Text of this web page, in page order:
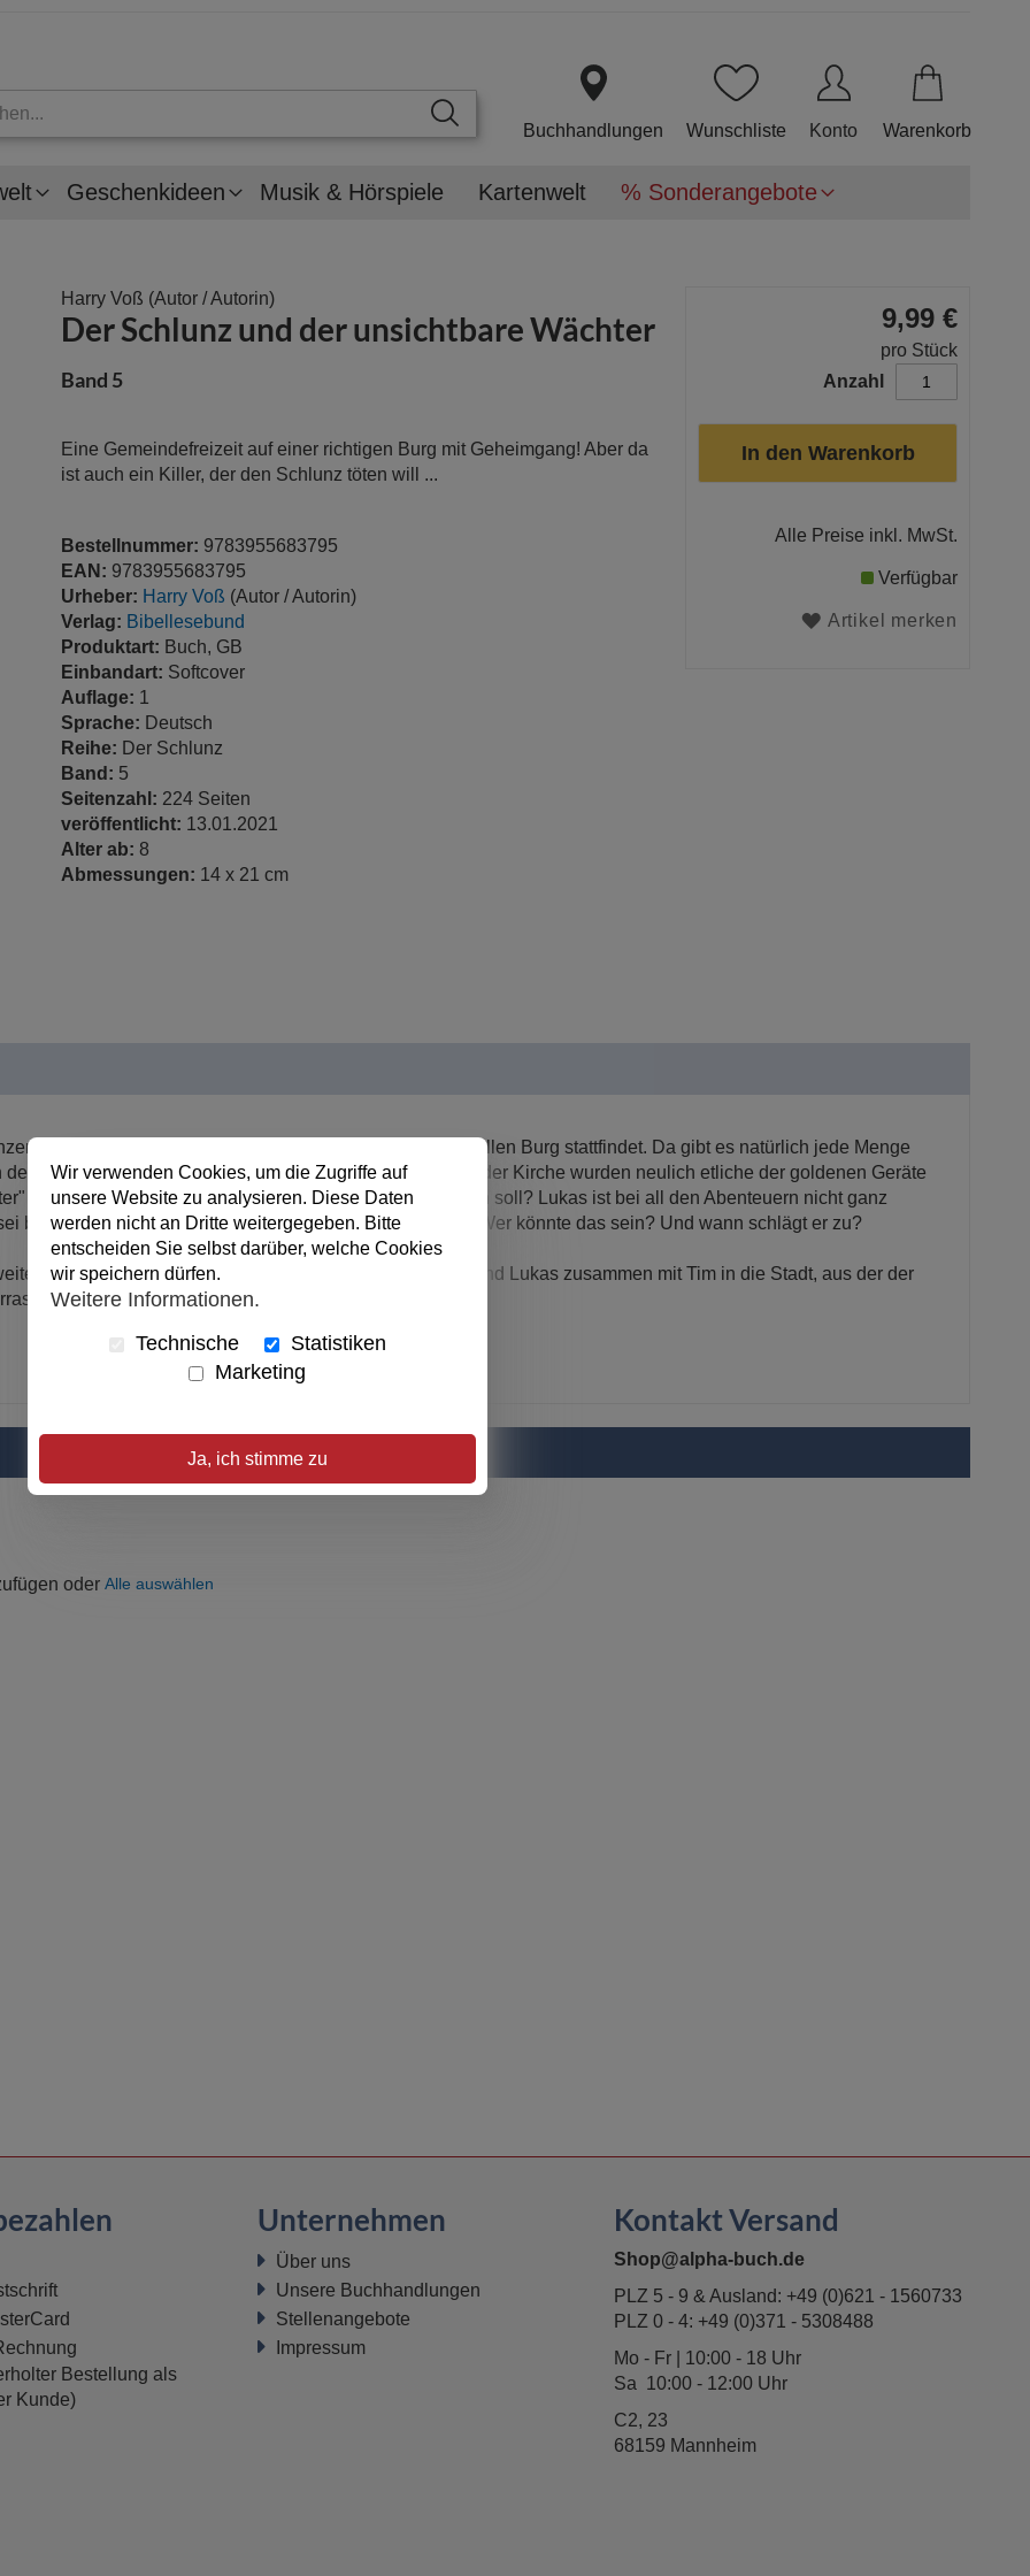
Buchhandlungen Wunschliste Konto Warenkorb
Geschenkideen Musik & Hörspiele Kartenwelt % Sonderangebote
Harry Voß (Autor / Autorin)
Der Schlunz und der unsichtbare Wächter
Band 5
Eine Gemeindefreizeit auf einer richtigen Burg mit Geheimgang! Aber da
ist auch ein Killer, der den Schlunz töten will ...
Bestellnummer: 9783955683795
EAN: 9783955683795
Urheber: Harry Voß (Autor / Autorin)
Verlag: Bibellesebund
Produktart: Buch, GB
Einbandart: Softcover
Auflage: 1
Sprache: Deutsch
Reihe: Der Schlunz
Band: 5
Seitenzahl: 224 Seiten
veröffentlicht: 13.01.2021
Alter ab: 8
Abmessungen: 14 x 21 cm
9,99 €
pro Stück
Anzahl
In den Warenkorb
Alle Preise inkl. MwSt.
Verfügbar
Artikel merken
Familie an einer Freizeit teil, die auf einer geheimnisvollen Burg stattfindet. Da gibt es natürlich jede Menge
Burg bis runter ins Dorf zur alten Kirche führen. Und in der Kirche wurden neulich etliche der goldenen Geräte
auf die Spur kommen, der nachts durch die Flure spuken soll? Lukas ist bei all den Abenteuern nicht ganz
beauftragt worden, den Schlunz ums Leben zu bringen. Wer könnte das sein? Und wann schlägt er zu?
nach seiner Vergangenheit forschen. Dazu fahren er und Lukas zusammen mit Tim in die Stadt, aus der der
Entdeckung ...
oder Alle auswählen
Wir verwenden Cookies, um die Zugriffe auf
unsere Website zu analysieren. Diese Daten
werden nicht an Dritte weitergegeben. Bitte
entscheiden Sie selbst darüber, welche Cookies
wir speichern dürfen.
Weitere Informationen.
Technische
Statistiken
Marketing
Ja, ich stimme zu
Bestellung als
Kunde)
Unternehmen
Über uns
Unsere Buchhandlungen
Stellenangebote
Impressum
Kontakt Versand
Shop@alpha-buch.de
PLZ 5 - 9 & Ausland: +49 (0)621 - 1560733
PLZ 0 - 4: +49 (0)371 - 5308488
Mo - Fr | 10:00 - 18 Uhr
Sa 10:00 - 12:00 Uhr
C2, 23
68159 Mannheim